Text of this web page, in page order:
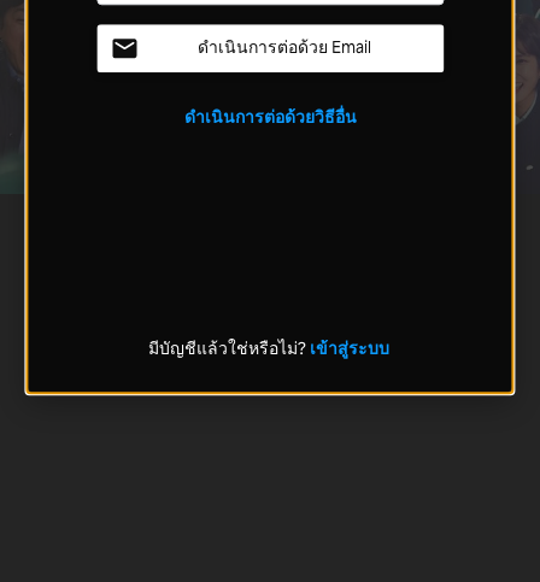
ดำเนินการต่อด้วย Email
ดำเนินการต่อด้วยวิธีอื่น
มีบัญชีแล้วใช่หรือไม่? เข้าสู่ระบบ